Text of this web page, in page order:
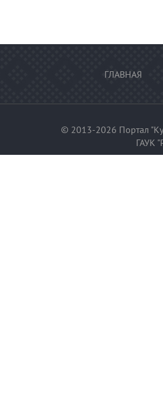
ГЛАВНАЯ
© 2013-2026 Портал
ГАУК